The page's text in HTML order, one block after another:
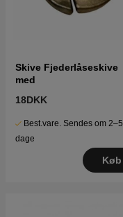
Skive Fjederlåseskive
med
18DKK
Best.vare. Sendes om 2–5
dage
Køb